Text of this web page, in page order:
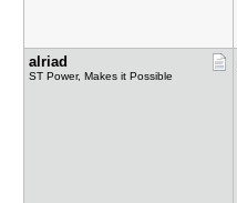
alriad
ST Power, Makes it Possible